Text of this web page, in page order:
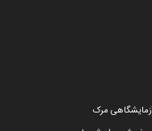
مرک